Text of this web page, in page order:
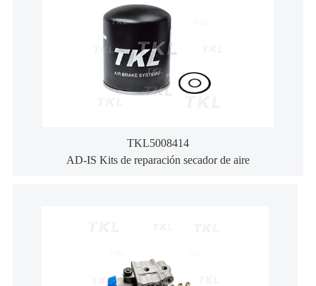
TKL5008414
AD-IS Kits de reparación secador de aire